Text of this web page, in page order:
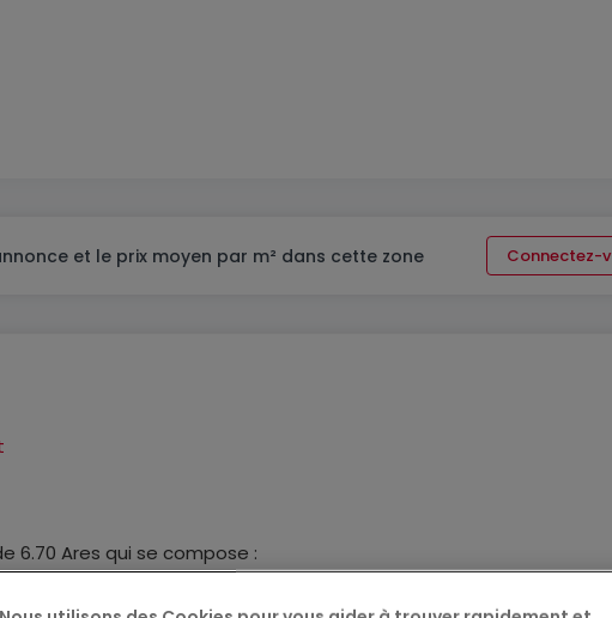
et le prix moyen par m² dans cette zone Connectez-
6.70 Ares qui se compose :